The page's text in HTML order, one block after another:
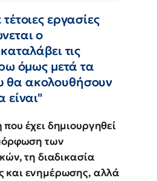
εργασίες
ο
τις
όμως μετά τα
ακολουθήσουν
είναι"
έχει δημιουργηθεί
των
τη διαδικασία
και ενημέρωσης, αλλά